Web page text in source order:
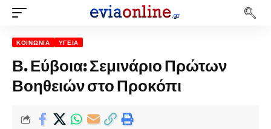
ΚΟΙΝΩΝΊΑ ΥΓΕΊΑ
Β. Εύβοια: Σεμινάριο Πρώτων
Βοηθειών στο Προκόπι